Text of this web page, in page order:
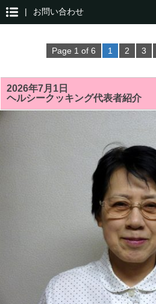
| お問い合わせ
Page 1 of 6 1 2 3
2026年7月1日
ヘルシークッキング代表者紹介